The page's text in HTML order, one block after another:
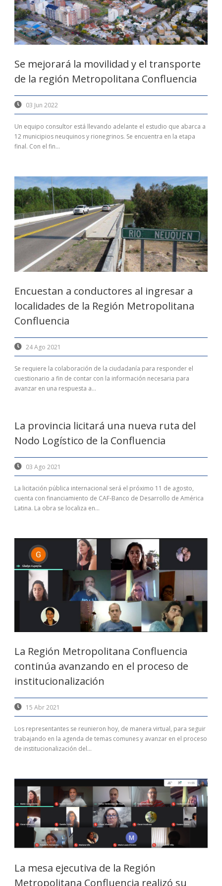
Se mejorará la movilidad y el transporte
de la región Metropolitana Confluencia
03 Jun 2022
Un equipo consultor está llevando adelante el estudio que abarca a
12 municipios neuquinos y rionegrinos. Se encuentra en la etapa
final. Con el fin...
Encuestan a conductores al ingresar a
localidades de la Región Metropolitana
Confluencia
24 Ago 2021
Se requiere la colaboración de la ciudadanía para responder el
cuestionario a fin de contar con la información necesaria para
avanzar en una respuesta a...
La provincia licitará una nueva ruta del
Nodo Logístico de la Confluencia
03 Ago 2021
La licitación pública internacional será el próximo 11 de agosto,
cuenta con financiamiento de CAF-Banco de Desarrollo de América
Latina. La obra se localiza en...
La Región Metropolitana Confluencia
continúa avanzando en el proceso de
institucionalización
15 Abr 2021
Los representantes se reunieron hoy, de manera virtual, para seguir
trabajando en la agenda de temas comunes y avanzar en el proceso
de institucionalización del...
La mesa ejecutiva de la Región
Metropolitana Confluencia realizó su